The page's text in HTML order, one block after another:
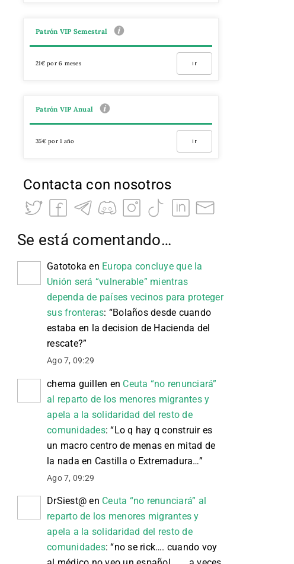
Patrón VIP Semestral
21€ por 6 meses Ir
Patrón VIP Anual
35€ por 1 año Ir
Contacta con nosotros
Se está comentando…
Gatotoka en Europa concluye que la
Unión será “vulnerable” mientras
dependa de países vecinos para proteger
sus fronteras: “Bolaños desde cuando
estaba en la decision de Hacienda del
rescate?”
Ago 7, 09:29
chema guillen en Ceuta “no renunciará”
al reparto de los menores migrantes y
apela a la solidaridad del resto de
comunidades: “Lo q hay q construir es
un macro centro de menas en mitad de
la nada en Castilla o Extremadura…”
Ago 7, 09:29
DrSiest@ en Ceuta “no renunciará” al
reparto de los menores migrantes y
apela a la solidaridad del resto de
comunidades: “no se rick…. cuando voy